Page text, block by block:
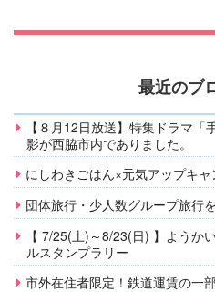
最近のブ
【８月12日放送】特集ドラマ
影が西脇市内でありました。
にしわきごはん×元気アップキ
団体旅行・少人数グループ旅行
【 7/25(土)～8/23(日) 】ようか
ルスタンプラリー
市外在住者限定！鉄道運賃の一